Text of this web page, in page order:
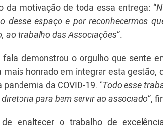
da motivação de toda essa entrega: “
desse espaço e por reconhecermos
ao trabalho das Associações”.
fala demonstrou o orgulho que sente
honrado em integrar esta gestão,
da COVID-19. “Todo esse
para bem servir ao associado”,
enaltecer o trabalho de